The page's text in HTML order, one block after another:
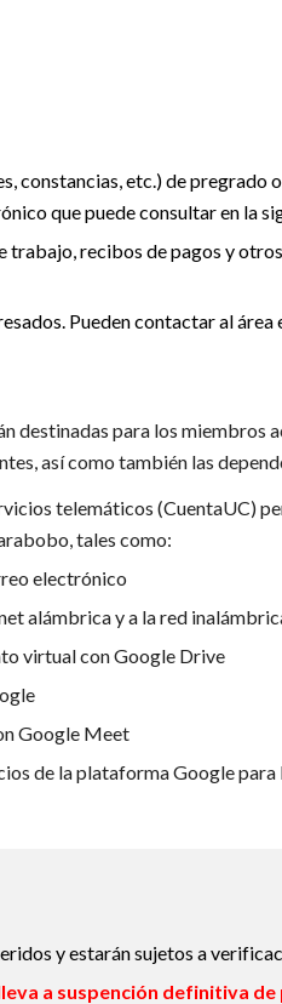
etc.) de pregrado
que puede consultar en la
trabajo, recibos de pagos y
Pueden contactar al
destinadas para los
así como también las
telemáticos (CuentaUC)
tales como:
electrónico
alámbricay a la red
virtual con Google Drive
Google Meet
de la plataforma Google para
y estarán sujetos a
a suspención definitiva